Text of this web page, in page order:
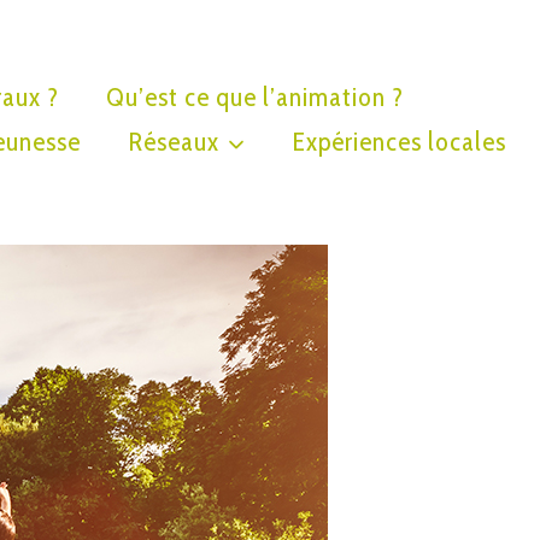
?
Qu’est ce que l’animation ?
Réseaux Expériences locales